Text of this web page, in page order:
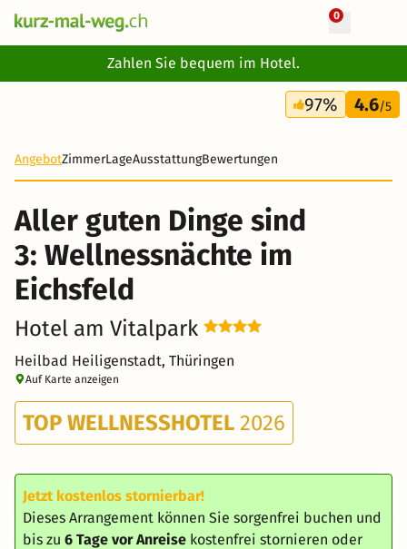
0
Zahlen Sie bequem im Hotel.
4 Tage
345 CHF
97% 4.6/5
AngebotZimmerLageAusstattungBewertungen
Aller guten Dinge sind
3: Wellnessnächte im
Eichsfeld
Hotel am Vitalpark
Heilbad Heiligenstadt, Thüringen
Auf Karte anzeigen
TOP WELLNESSHOTEL 2026
Jetzt kostenlos stornierbar!
Dieses Arrangement können Sie sorgenfrei buchen und
bis zu 6 Tage vor Anreise kostenfrei stornieren oder